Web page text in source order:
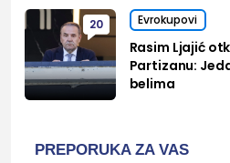
20 Evrokupovi
Rasim Ljajić
Partizanu:
belima
PREPORUKA ZA VAS